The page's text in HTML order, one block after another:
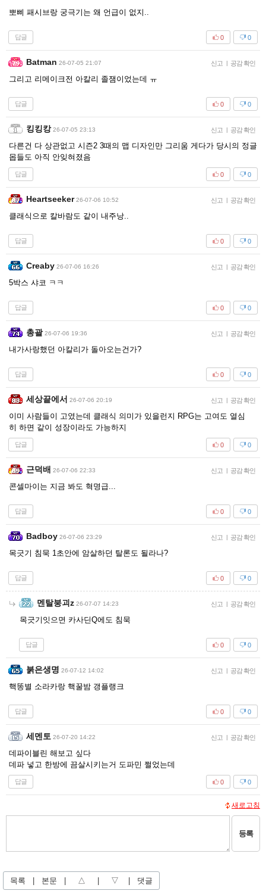
뽀삐 패시브랑 궁극기는 왜 언급이 없지..
답글 0
0
Batman 26-07-05 21:07 신고 | 공감 확인
그리고 리메이크전 아칼리 졸잼이었는데 ㅠ
답글 0
0
킹킹캉 26-07-05 23:13 신고 | 공감 확인
다른건 다 상관없고 시즌2 3때의 맵 디자인만 그리움 게다가 당시의 정글
몹들도 아직 안잊혀졌음
답글 0
0
Heartseeker 26-07-06 10:52 신고 | 공감 확인
클래식으로 칼바람도 같이 내주낭..
답글 0
0
Creaby 26-07-06 16:26 신고 | 공감 확인
5박스 샤코 ㅋㅋ
답글 0
0
총괄 26-07-06 19:36 신고 | 공감 확인
내가사랑했던 아칼리가 돌아오는건가?
답글 0
0
세상끝에서 26-07-06 20:19 신고 | 공감 확인
이미 사람들이 고였는데 클래식 의미가 있을런지 RPG는 고여도 열심
히 하면 같이 성장이라도 가능하지
답글 0
0
근덕배 26-07-06 22:33 신고 | 공감 확인
콘셀마이는 지금 봐도 혁명급...
답글 0
0
Badboy 26-07-06 23:29 신고 | 공감 확인
목긋기 침묵 1초안에 암살하던 탈론도 될라나?
답글 0
0
멘탈붕괴z 26-07-07 14:23 신고 | 공감 확인
목긋기잇으면 카사딘Q에도 침묵
답글 0
0
붉은생명 26-07-12 14:02 신고 | 공감 확인
핵똥별 소라카랑 핵꿀밤 갱플랭크
답글 0
0
세멘토 26-07-20 14:22 신고 | 공감 확인
데파이블린 해보고 싶다
데파 넣고 한방에 끔살시키는거 도파민 쩔었는데
답글 0
0
새로고침
등록
목록 본문 △ ▽ 댓글